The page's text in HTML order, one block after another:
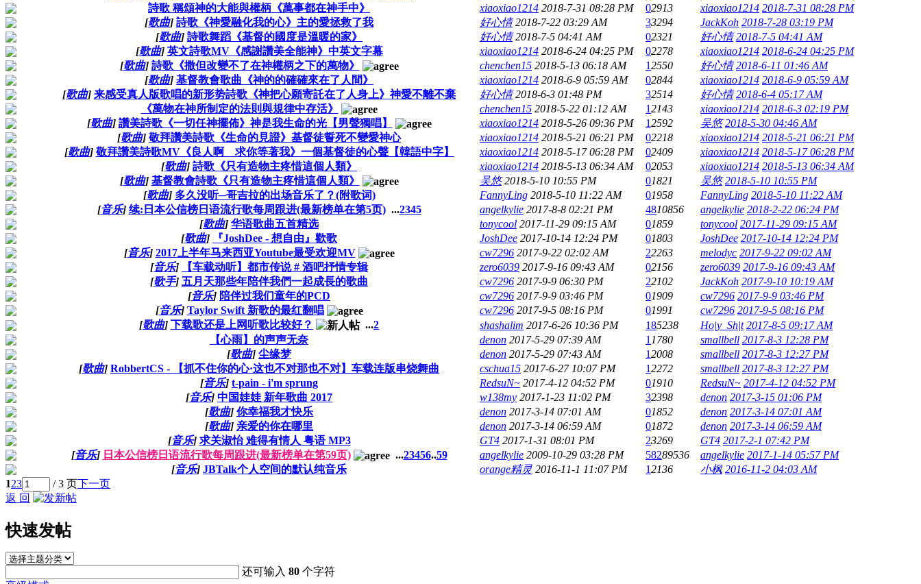
詩歌 稱頌神的大能與權柄《萬事都在神手中》
xiaoxiao1214 2018-7-31 08:28 PM 02913 xiaoxiao1214 2018-7-31 08:28 PM
[歌曲] 詩歌《神愛融化我的心》主的愛拯救了我 好心情 2018-7-22 03:29 AM 33294 JackKoh 2018-7-28 03:19 PM
[歌曲] 詩歌舞蹈《基督的國度是溫暖的家》 好心情 2018-7-5 04:41 AM 02321 好心情 2018-7-5 04:41 AM
[歌曲] 英文詩歌MV《感謝讚美全能神》中英文字幕 xiaoxiao1214 2018-6-24 04:25 PM 02278 xiaoxiao1214 2018-6-24 04:25 PM
[歌曲] 詩歌《撒但改變不了在神權柄之下的萬物》 chenchen15 2018-5-13 06:18 AM 12550 好心情 2018-6-11 01:46 AM
[歌曲] 基督教會歌曲《神的的確確來在了人間》 xiaoxiao1214 2018-6-9 05:59 AM 02844 xiaoxiao1214 2018-6-9 05:59 AM
[歌曲] 来感受真人版歌唱的新形势詩歌《神把心願寄託在了人身上》神愛不離不棄 好心情 2018-6-3 01:48 PM 32514 好心情 2018-6-4 05:17 AM
《萬物在神所制定的法則與規律中存活》
chenchen15 2018-5-22 01:12 AM 12143 xiaoxiao1214 2018-6-3 02:19 PM
[歌曲] 讚美詩歌《一切任神擺佈》神是我生命的光【男聲獨唱】 xiaoxiao1214 2018-5-26 09:36 PM 12592 吴悠 2018-5-30 04:46 AM
[歌曲] 敬拜讚美詩歌《生命的見證》基督徒誓死不變愛神心 xiaoxiao1214 2018-5-21 06:21 PM 02218 xiaoxiao1214 2018-5-21 06:21 PM
[歌曲] 敬拜讚美詩歌MV《良人啊 求你等著我》一個基督徒的心聲【韓語中字】 xiaoxiao1214 2018-5-17 06:28 PM 02409 xiaoxiao1214 2018-5-17 06:28 PM
[歌曲] 詩歌《只有造物主疼惜這個人類》 xiaoxiao1214 2018-5-13 06:34 AM 02053 xiaoxiao1214 2018-5-13 06:34 AM
[歌曲] 基督教會詩歌《只有造物主疼惜這個人類》 吴悠 2018-5-10 10:55 PM 01821 吴悠 2018-5-10 10:55 PM
[歌曲] 多久没听─哥吉拉的出场音乐了？(附歌词) FannyLing 2018-5-10 11:22 AM 01958 FannyLing 2018-5-10 11:22 AM
[音乐] 续:日本公信榜日语流行歌每周跟进(最新榜单在第5页) ...2345 angelkylie 2017-8-8 02:21 PM 4810856 angelkylie 2018-2-22 06:24 PM
[歌曲] 华语歌曲五首精选 tonycool 2017-11-29 09:15 AM 01859 tonycool 2017-11-29 09:15 AM
[歌曲] 『JoshDee - 想自由』歡歌 JoshDee 2017-10-14 12:24 PM 01803 JoshDee 2017-10-14 12:24 PM
[音乐] 2017上半年马来西亚Youtube最受欢迎MV cw7296 2017-9-22 02:02 AM 22263 melodyc 2017-9-22 09:02 AM
[音乐] 【车载动听】都市传说 # 酒吧抒情专辑 zero6039 2017-9-16 09:43 AM 02156 zero6039 2017-9-16 09:43 AM
[歌手] 五月天那些年陪伴我們一起成長的歌曲 cw7296 2017-9-9 06:30 PM 22102 JackKoh 2017-9-10 10:19 AM
[音乐] 陪伴过我们童年的PCD cw7296 2017-9-9 03:46 PM 01909 cw7296 2017-9-9 03:46 PM
[音乐] Taylor Swift 新歌的最红翻唱 cw7296 2017-9-5 08:16 PM 01991 cw7296 2017-9-5 08:16 PM
[歌曲] 下载歌还是上网听歌比较好？ ...2 shashalim 2017-6-26 10:36 PM 185238 Ho|y_Sh|t 2017-8-5 09:17 AM
【心雨】的声声无奈
denon 2017-5-29 07:39 AM 1 1780 smallbell 2017-8-3 12:28 PM
[歌曲] 尘缘梦 denon 2017-5-29 07:43 AM 12008 smallbell 2017-8-3 12:27 PM
[歌曲] RobbertCS - 【抓不住你的心·这也不对那也不对】车载连版串烧舞曲 cschua15 2017-6-27 10:07 PM 12272 smallbell 2017-8-3 12:27 PM
[音乐] t-pain - i'm sprung RedsuN~ 2017-4-12 04:52 PM 01910 RedsuN~ 2017-4-12 04:52 PM
[音乐] 中国娃娃 新年歌曲 2017 w138my 2017-1-23 11:02 PM 32398 denon 2017-3-15 01:06 PM
[歌曲] 你幸福我才快乐 denon 2017-3-14 07:01 AM 01852 denon 2017-3-14 07:01 AM
[歌曲] 亲爱的你在哪里 denon 2017-3-14 06:59 AM 01872 denon 2017-3-14 06:59 AM
[音乐] 求关淑怡 难得有情人 粤语 MP3 GT4 2017-1-31 08:01 PM 23269 GT4 2017-2-1 07:42 PM
[音乐] 日本公信榜日语流行歌每周跟进(最新榜单在第59页) ...23456..59 angelkylie 2009-10-29 03:28 PM 58289536 angelkylie 2017-1-14 05:57 PM
[音乐] JBTalk个人空间的默认纯音乐 orange精灵 2016-11-1 11:07 PM 12136 小枫 2016-11-2 04:03 AM
123 / 3 页下一页
返 回
快速发帖
还可输入80 个字符